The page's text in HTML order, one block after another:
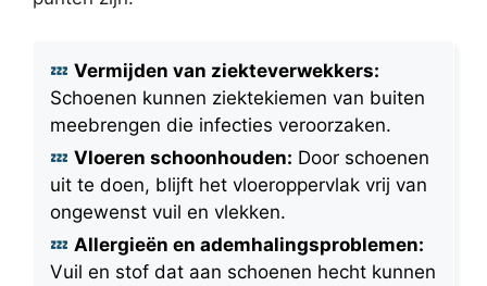
Vermijden van ziekteverwekkers:
Schoenen kunnen ziektekiemen van buiten
meebrengen die infecties veroorzaken.
Vloeren schoonhouden: Door schoenen
uit te doen, blijft het vloeroppervlak vrij van
ongewenst vuil en vlekken.
Allergieën en ademhalingsproblemen:
Vuil en stof dat aan schoenen hecht kunnen